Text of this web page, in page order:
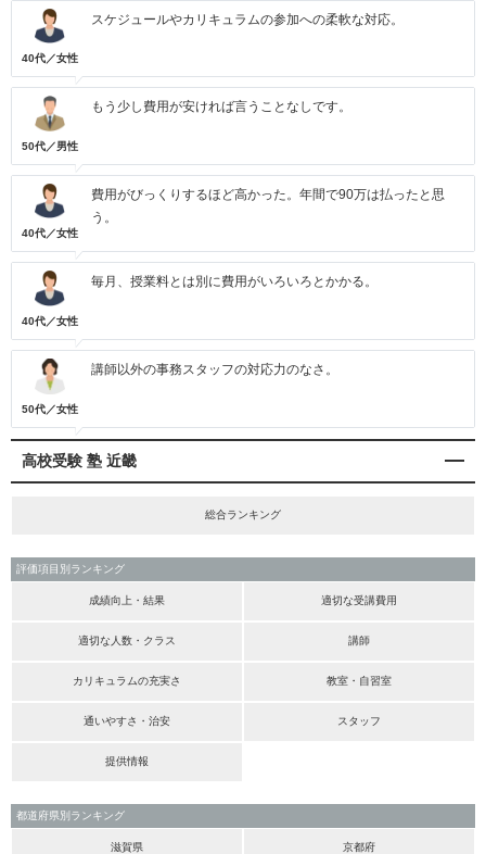
40代／女性
スケジュールやカリキュラムの参加への柔軟な対応。
50代／男性
もう少し費用が安ければ言うことなしです。
40代／女性
費用がびっくりするほど高かった。年間で90万は払ったと思
う。
40代／女性
毎月、授業料とは別に費用がいろいろとかかる。
50代／女性
講師以外の事務スタッフの対応力のなさ。
高校受験 塾 近畿
総合ランキング
評価項目別ランキング
成績向上・結果 適切な受講費用
適切な人数・クラス 講師
カリキュラムの充実さ 教室・自習室
通いやすさ・治安 スタッフ
提供情報
都道府県別ランキング
滋賀県 京都府